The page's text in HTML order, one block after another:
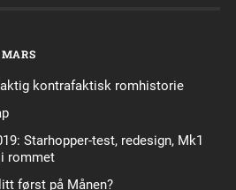
kontrafaktisk romhistorie
Starhopper-test, redesign, Mk1
rommet
først på Månen?